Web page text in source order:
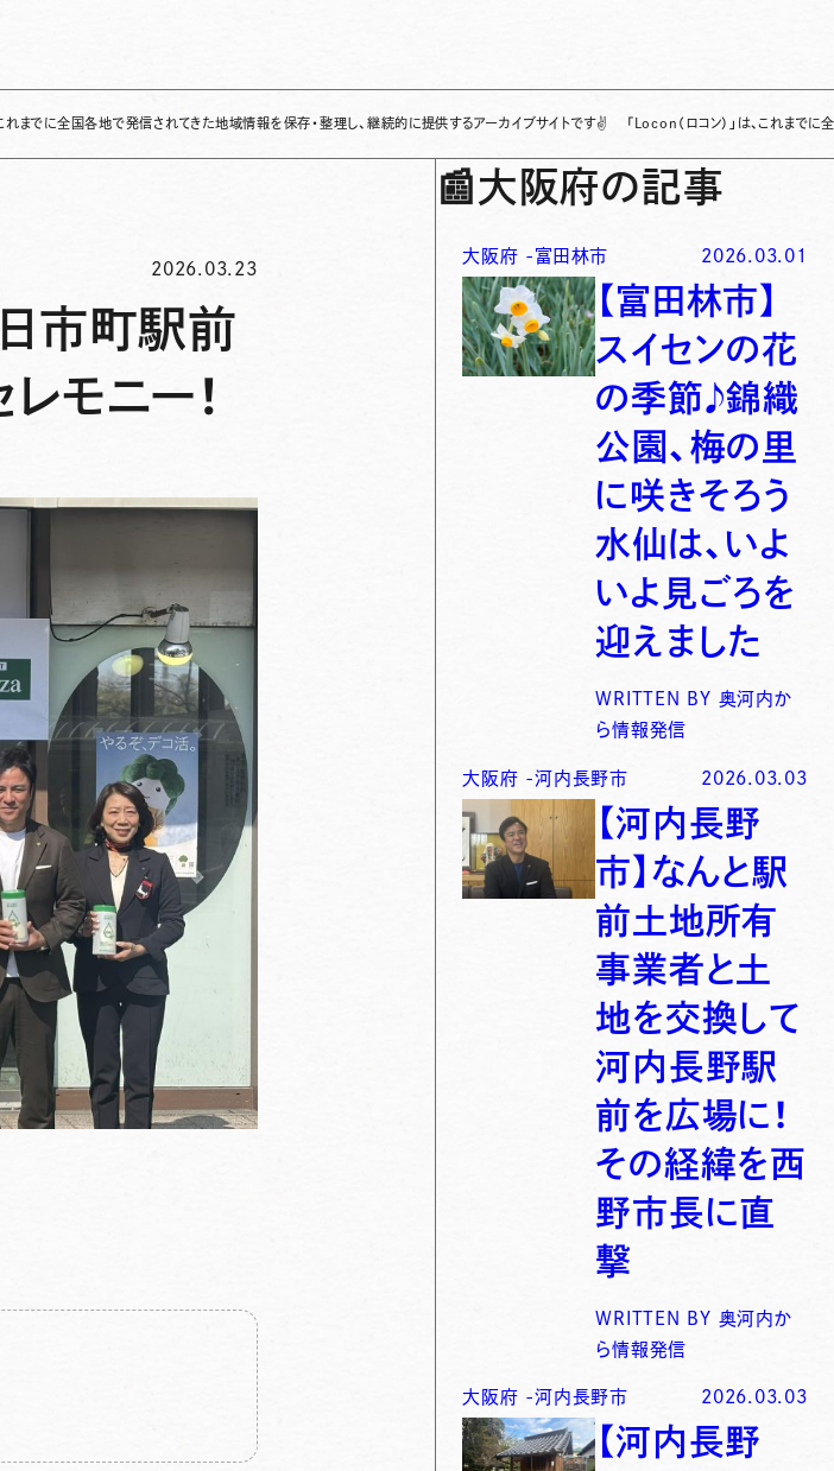
国各地で発信されてきた地域情報を保存・整理し、継続的に提供するアーカイブサイトです✌ 「Locon（ロコン）」は、これまでに全国各地
2026.03.23
市町駅前
モニー！
📰大阪府の記事
大阪府 - 富田林市 2026.03.01
【富田林市】
スイセンの花
の季節♪錦織
公園、梅の里
に咲きそろう
水仙は、いよ
いよ見ごろを
迎えました
WRITTEN BY 奥河内か
ら情報発信
大阪府 -河内長野市 2026.03.03
【河内長野
市】なんと駅
前土地所有
事業者と土
地を交換して
河内長野駅
前を広場に！
その経緯を西
野市長に直
撃
WRITTEN BY 奥河内か
ら情報発信
大阪府 -河内長野市 2026.03.03
【河内長野